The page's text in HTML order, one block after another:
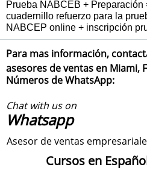
Prueba NABCEB +
cuadernillo refuerzo para la
NABCEP online + inscripción
Para mas información,
asesores de ventas en Miami,
Números de WhatsApp:
Chat with us on
Whatsapp
Asesor de ventas
Cursos en